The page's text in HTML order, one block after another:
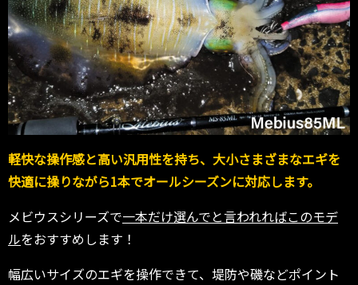
軽快な操作感と高い汎用性を持ち、大小さまざまなエギを
快適に操りながら1本でオールシーズンに対応します。
メビウスシリーズで一本だけ選んでと言われればこのモデ
ルをおすすめします！
幅広いサイズのエギを操作できて、堤防や磯などポイント